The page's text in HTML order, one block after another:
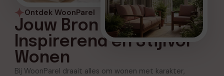
Ontdek WoonParel
Jouw Bron voor
Inspirerend en Stijlvol
Wonen
Bij WoonParel draait alles om wonen met karakter,